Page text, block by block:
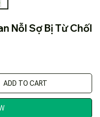
NỗI Sợ Bị Từ ChốI
ADD TO CART